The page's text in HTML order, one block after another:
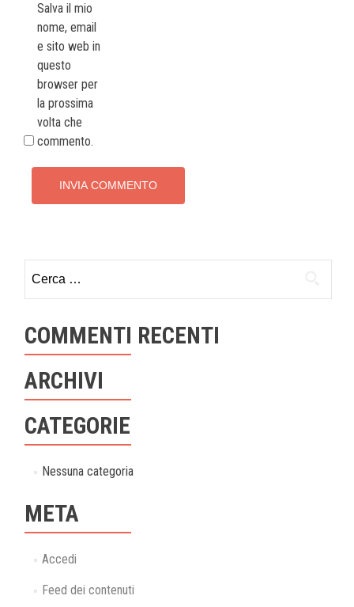
Salva il mio
nome, email
e sito web in
questo
browser per
la prossima
volta che
commento.
per:
COMMENTI RECENTI
ARCHIVI
CATEGORIE
Nessuna categoria
META
Accedi
Feed dei contenuti